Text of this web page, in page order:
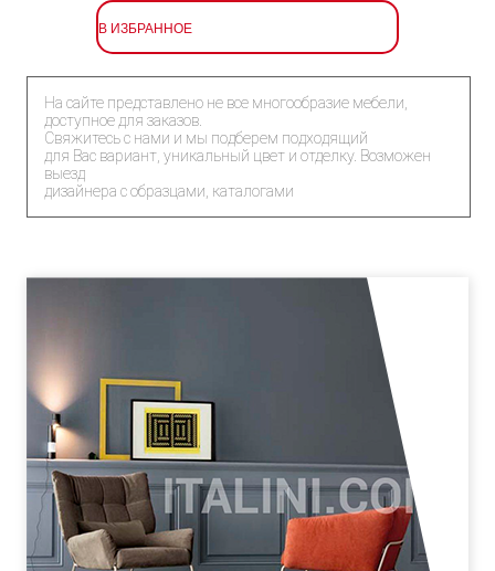
В ИЗБРАННОЕ
На сайте представлено не все многообразие мебели,
доступное для заказов.
Свяжитесь с нами и мы подберем подходящий
для Вас вариант, уникальный цвет и отделку. Возможен
выезд
дизайнера с образцами, каталогами